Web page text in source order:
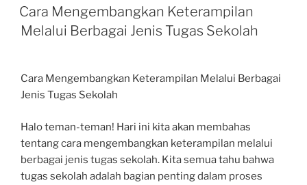
ON
Cara Mengembangkan Keterampilan
Melalui Berbagai Jenis Tugas Sekolah
Cara Mengembangkan Keterampilan Melalui Berbagai
Jenis Tugas Sekolah
Halo teman-teman! Hari ini kita akan membahas
tentang cara mengembangkan keterampilan melalui
berbagai jenis tugas sekolah. Kita semua tahu bahwa
tugas sekolah adalah bagian penting dalam proses